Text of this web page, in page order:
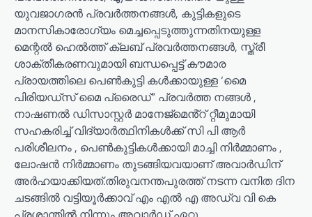
യുവജാഗരൻ പ്രവർത്തനങ്ങൾ, കുട്ടികളുടെ
മാനസികാരോഗ്യം മെച്ചപ്പെടുത്തുന്നതിനയുള്ള
മെന്റൽ ഹെൽത്ത്‌ ക്ലബ് പ്രവർത്തനങ്ങൾ, സ്ത്രീ
ശാക്തീകരണവുമായി ബന്ധപ്പെട്ട് കൗമാര
പ്രായത്തിലെ പെൺകുട്ടി കൾക്കായുള്ള ‘മൈ
പിരിയഡ്‌സ് മൈ പ്രൈഡ്” പ്രവർത്ത നങ്ങൾ ,
നാഷണൽ ഡിസാസ്റ്റർ മാനേജ്മെൻ്റ് റ്റീമുമായി
സഹകരിച്ച് വിദ്യാർത്ഥിനികൾക്ക് സി പി ആർ
പരിശീലനം , പെൺകുട്ടികൾക്കായി മാച്ചി നിർമ്മാണം ,
ലോഷൻ നിർമ്മാണം തുടങ്ങിയവയാണ് അവാർഡിന്
അർഹയാക്കിയത്.തിരുവനന്തപുരത്ത് നടന്ന വനിത ദിന
ചടങ്ങിൽ വട്ടിയൂർക്കാവ് എം എൽ എ അഡ്വ വി കെ